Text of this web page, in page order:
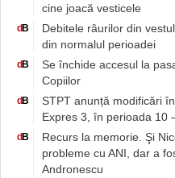
cine joacă vesticele
dB
Debitele râurilor din
din normalul perioadei
dB
Se închide accesul la
Copiilor
dB
STPT anunță modificări
Expres 3, în perioada 10
dB
Recurs la memorie. Şi
probleme cu ANI, dar a
Andronescu